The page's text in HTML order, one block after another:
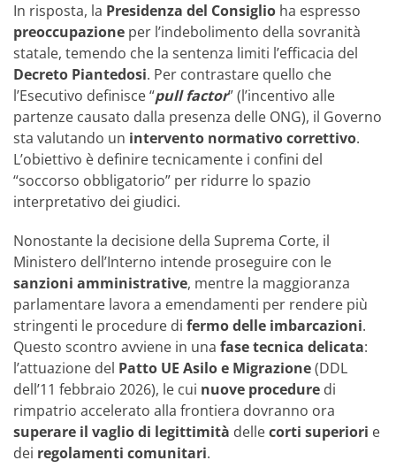
In risposta, la Presidenza del Consiglio ha espresso
preoccupazione per l’indebolimento della sovranità
statale, temendo che la sentenza limiti l’efficacia del
Decreto Piantedosi. Per contrastare quello che
l’Esecutivo definisce “pull factor” (l’incentivo alle
partenze causato dalla presenza delle ONG), il Governo
sta valutando un intervento normativo correttivo.
L’obiettivo è definire tecnicamente i confini del
“soccorso obbligatorio” per ridurre lo spazio
interpretativo dei giudici.
Nonostante la decisione della Suprema Corte, il
Ministero dell’Interno intende proseguire con le
sanzioni amministrative, mentre la maggioranza
parlamentare lavora a emendamenti per rendere più
stringenti le procedure di fermo delle imbarcazioni.
Questo scontro avviene in una fase tecnica delicata:
l’attuazione del Patto UE Asilo e Migrazione(DDL
dell’11 febbraio 2026), le cui nuove procedure di
rimpatrio accelerato alla frontiera dovranno ora
superare il vaglio di legittimità dellecorti superiori e
dei regolamenti comunitari.